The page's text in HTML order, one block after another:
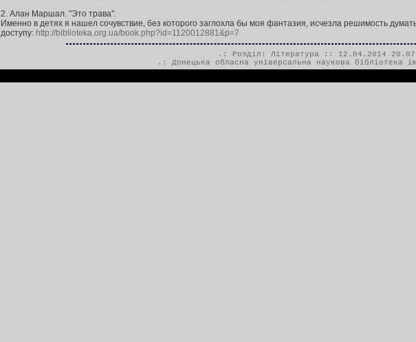
2. Алан Маршал. "Это трава".
Именно в детях я нашел сочувствие, без которого заглохла бы моя фантазия, исчезла решимость
доступу: http://biblioteka.org.ua/book.php?id=1120012881&p=7
.: Розділ: Література :: 12.04.2014
.: Донецька обласна універсальна наукова бібліотека